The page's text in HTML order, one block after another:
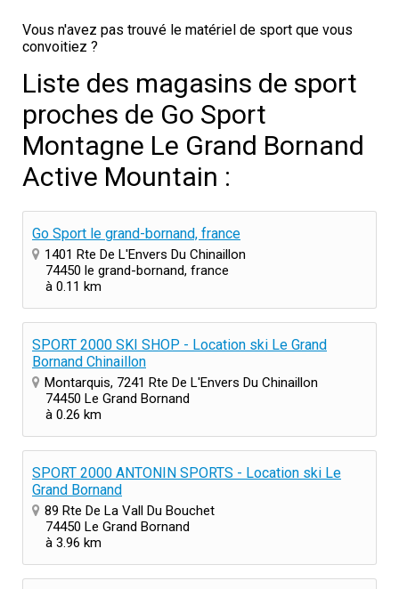
Vous n'avez pas trouvé le matériel de sport que vous
convoitiez ?
Liste des magasins de sport
proches de Go Sport
Montagne Le Grand Bornand
Active Mountain :
Go Sport le grand-bornand, france
1401 Rte De L'Envers Du Chinaillon
74450 le grand-bornand, france
à 0.11 km
SPORT 2000 SKI SHOP - Location ski Le Grand
Bornand Chinaillon
Montarquis, 7241 Rte De L'Envers Du Chinaillon
74450 Le Grand Bornand
à 0.26 km
SPORT 2000 ANTONIN SPORTS - Location ski Le
Grand Bornand
89 Rte De La Vall Du Bouchet
74450 Le Grand Bornand
à 3.96 km